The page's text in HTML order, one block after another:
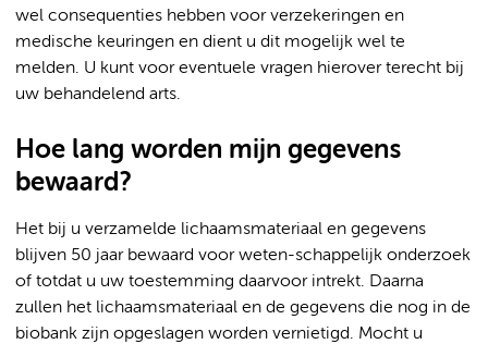
wel consequenties hebben voor verzekeringen en
medische keuringen en dient u dit mogelijk wel te
melden. U kunt voor eventuele vragen hierover terecht bij
uw behandelend arts.
Hoe lang worden mijn gegevens
bewaard?
Het bij u verzamelde lichaamsmateriaal en gegevens
blijven 50 jaar bewaard voor weten-schappelijk onderzoek
of totdat u uw toestemming daarvoor intrekt. Daarna
zullen het lichaamsmateriaal en de gegevens die nog in de
biobank zijn opgeslagen worden vernietigd. Mocht u